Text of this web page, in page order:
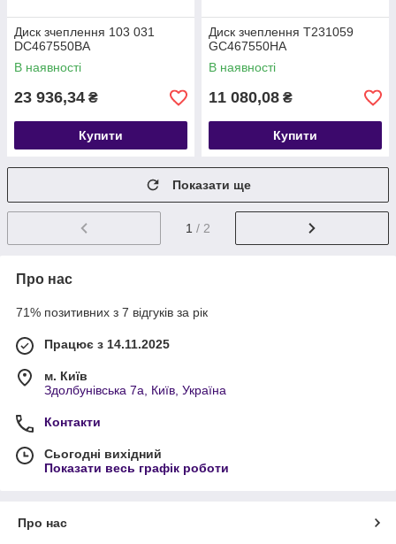
Диск зчеплення 103 031
DC467550BA
В наявності
23 936,34 ₴
Купити
Диск зчеплення T231059
GC467550HA
В наявності
11 080,08 ₴
Купити
Показати ще
1 / 2
Про нас
71% позитивних з 7 відгуків за рік
Працює з 14.11.2025
м. Київ
Здолбунівська 7а, Київ, Україна
Контакти
Сьогодні вихідний
Показати весь графік роботи
Про нас